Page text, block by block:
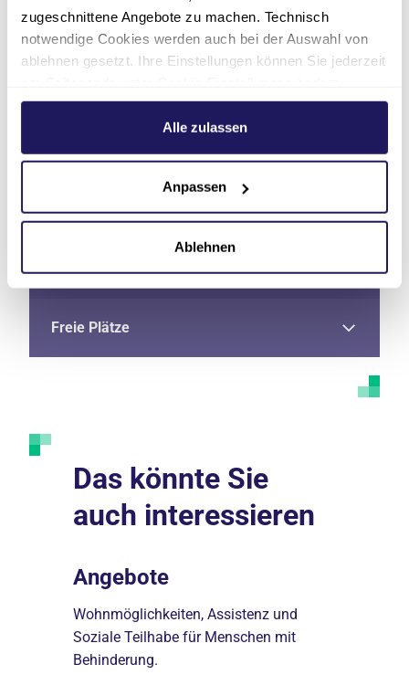
zugeschnittene Angebote zu machen. Technisch
notwendige Cookies werden auch bei der Auswahl von
ablehnen gesetzt. Ihre Einstellungen können Sie jederzeit
Weitere Informationen hierzu finden Sie in unserer
.Alle zulassen
Anpassen
Ablehnen
Telefon
Kontakt
Fax
Freie Plätze
Das könnte Sie
auch interessieren
Angebote
Wohnmöglichkeiten, Assistenz und
Soziale Teilhabe für Menschen mit
Behinderung.